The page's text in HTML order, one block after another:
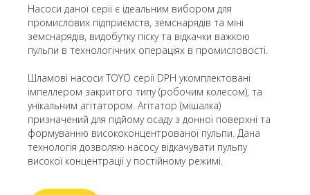
Насоси даної серії є ідеальним вибором для
промислових підприємств, земснарядів та міні
земснарядів, видобутку піску та відкачки важкою
пульпи в технологічних операціях в промисловості.
Шламові насоси TOYO серії DPH укомплектовані
імпеллером закритого типу (робочим колесом), та
унікальним агітатором. Агітатор (мішалка)
призначений для підйому осаду з донної поверхні та
формуванню висококонцентрованої пульпи. Дана
технологія дозволяю насосу відкачувати пульпу
високої концентрації у постійному режимі.